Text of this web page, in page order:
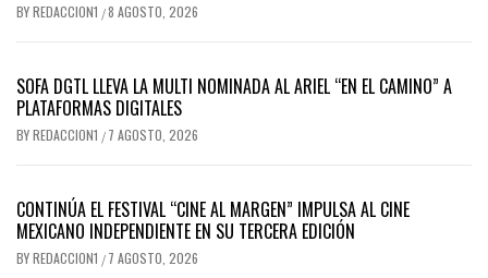
BYREDACCION1 /8 AGOSTO, 2026
SOFA DGTL LLEVA LA MULTI NOMINADA AL ARIEL “EN EL CAMINO” A
PLATAFORMAS DIGITALES
BYREDACCION1 / 7 AGOSTO, 2026
CONTINÚA EL FESTIVAL “CINE AL MARGEN” IMPULSA AL CINE
MEXICANO INDEPENDIENTE EN SU TERCERA EDICIÓN
BYREDACCION1 / 7 AGOSTO, 2026